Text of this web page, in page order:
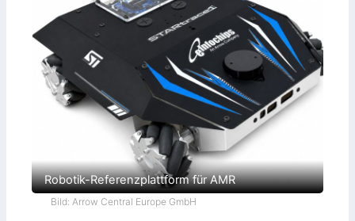
Robotik-Referenzplattform für AMR
Bild: Arrow Central Europe GmbH